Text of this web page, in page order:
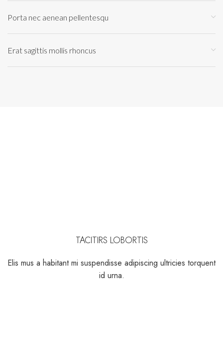
Porta nec aenean pellentesqu
Erat sagittis mollis rhoncus
TACITIRS LOBORTIS
Elis mus a habitant mi suspendisse adipiscing ultricies torquent
id urna.